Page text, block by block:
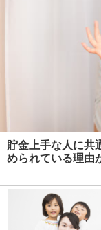
貯金上手な人に
められている理由